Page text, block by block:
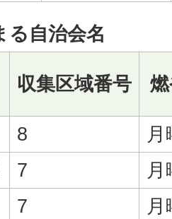
る自治会名
収集区域番号
8
7
7